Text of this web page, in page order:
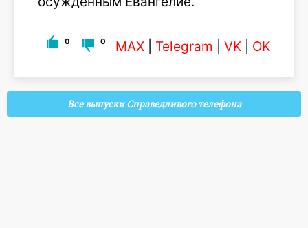
0 0 MAX Telegram VK OK
Все выпуски Справедливого телефона